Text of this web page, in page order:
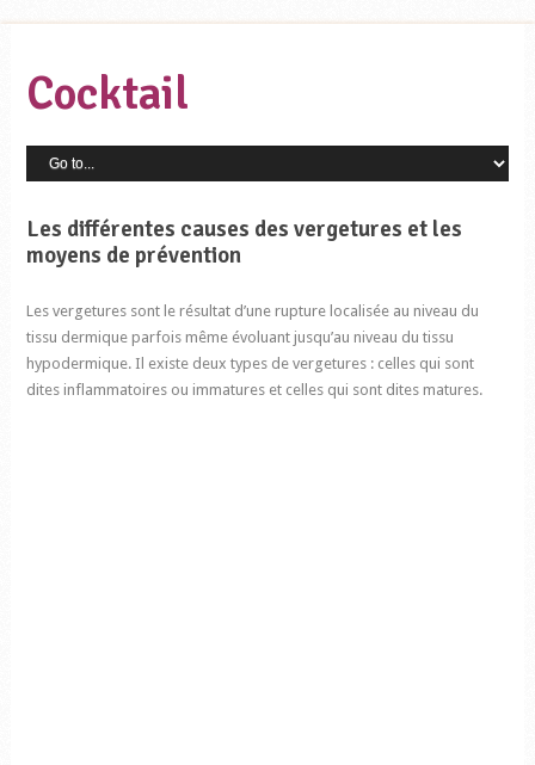
Cocktail
Les différentes causes des vergetures et les
moyens de prévention
Les vergetures sont le résultat d’une rupture localisée au niveau du
tissu dermique parfois même évoluant jusqu’au niveau du tissu
hypodermique. Il existe deux types de vergetures : celles qui sont
dites inflammatoires ou immatures et celles qui sont dites matures.